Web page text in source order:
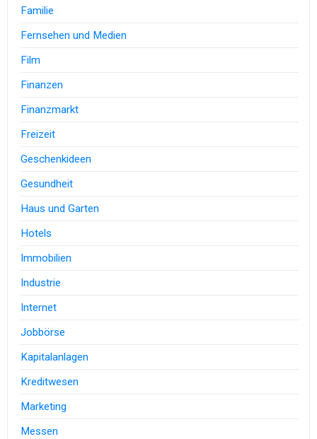
Familie
Fernsehen und Medien
Film
Finanzen
Finanzmarkt
Freizeit
Geschenkideen
Gesundheit
Haus und Garten
Hotels
Immobilien
Industrie
Internet
Jobbörse
Kapitalanlagen
Kreditwesen
Marketing
Messen